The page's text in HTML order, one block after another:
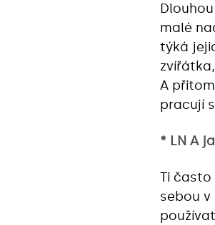
malé
týká
A
pracují
* LN A
Ti často
sebou